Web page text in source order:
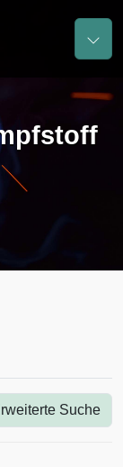
Suche